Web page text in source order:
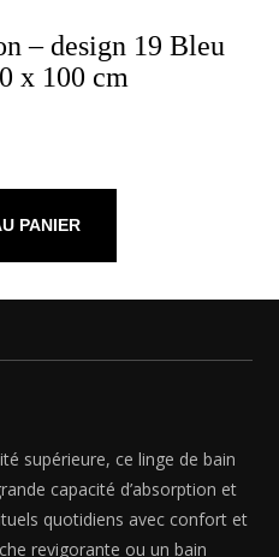
– design 19 Bleu
x 100 cm
PANIER
supérieure, ce linge de bain
capacité d’absorption et
quotidiens avec confort et
revigorante ou un bain